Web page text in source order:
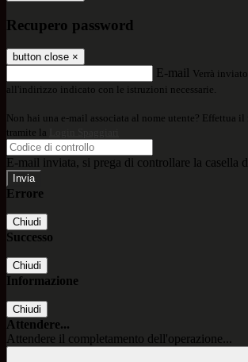
Recupero password
button close ×
E-mail Verrà
all'indirizzo indicato con le istruzioni necessarie.
Non hai una e-mail associata al nome utente? Effettua il
tramite la
E-mail inviata, si prega di controllare la casella
Errore
Chiudi
Successo
Chiudi
Informazione
Chiudi
Attendere...
Attendere il completamento dell'operazione...